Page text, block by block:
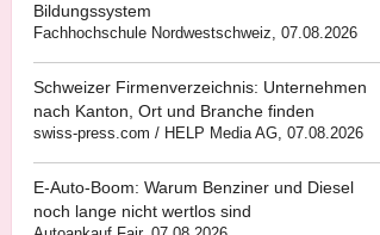
Bildungssystem
Fachhochschule Nordwestschweiz, 07.08.2026
Schweizer Firmenverzeichnis: Unternehmen
nach Kanton, Ort und Branche finden
swiss-press.com / HELP Media AG, 07.08.2026
E-Auto-Boom: Warum Benziner und Diesel
noch lange nicht wertlos sind